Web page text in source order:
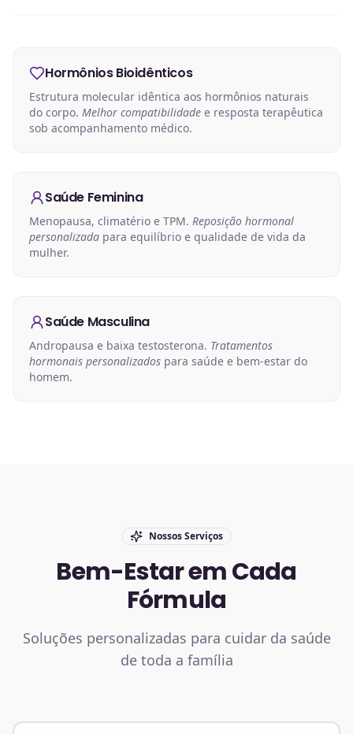
Hormônios Bioidênticos
Estrutura molecular idêntica aos hormônios naturais
do corpo. Melhor compatibilidade e resposta terapêutica
sob acompanhamento médico.
Saúde Feminina
Menopausa, climatério e TPM. Reposição hormonal
personalizada para equilíbrio e qualidade de vida da
mulher.
Saúde Masculina
Andropausa e baixa testosterona. Tratamentos
hormonais personalizados para saúde e bem-estar do
homem.
Nossos Serviços
Bem-Estar em Cada
Fórmula
Soluções personalizadas para cuidar da saúde
de toda a família